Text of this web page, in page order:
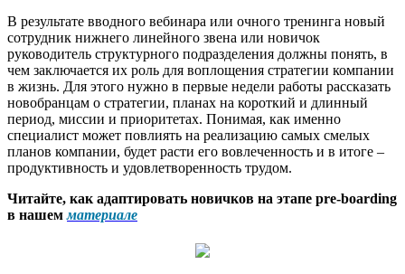
В результате вводного вебинара или очного тренинга новый
сотрудник нижнего линейного звена или новичок
руководитель структурного подразделения должны понять, в
чем заключается их роль для воплощения стратегии компании
в жизнь. Для этого нужно в первые недели работы рассказать
новобранцам о стратегии, планах на короткий и длинный
период, миссии и приоритетах. Понимая, как именно
специалист может повлиять на реализацию самых смелых
планов компании, будет расти его вовлеченность и в итоге –
продуктивность и удовлетворенность трудом.
Читайте, как адаптировать новичков на этапе pre-boarding
в нашем материале